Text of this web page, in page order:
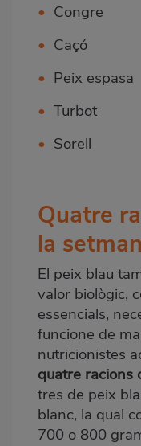
• Congre
• Caçó
• Peix espasa
• Turbot
• Sorell
Quatre
la
El peix blau
valor biològic,
essencials,
funcione de
nutricionistes
quatre racions
tres de peix
blanc, la qual
700 o 800